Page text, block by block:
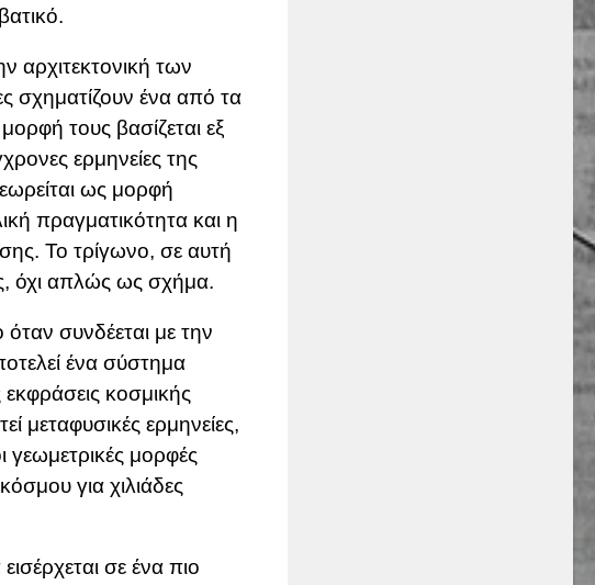
αρχιτεκτονική των
σχηματίζουν ένα από τα
τους βασίζεται εξ
ερμηνείες της
ως μορφή
πραγματικότητα και η
Το τρίγωνο, σε αυτή
όχι απλώς ως σχήμα.
συνδέεται με την
ένα σύστημα
κοσμικής
μεταφυσικές ερμηνείες,
γεωμετρικές μορφές
για χιλιάδες
σε ένα πιο